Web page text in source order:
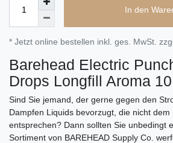
In den
* Jetzt online bestellen inkl. ges. MwSt.
Barehead Electric
Drops Longfill Aroma
Sind Sie jemand, der gerne gegen den
Dampfen Liquids bevorzugt, die nicht dem
entsprechen? Dann sollten Sie unbedingt
Sortiment von BAREHEAD Supply Co.